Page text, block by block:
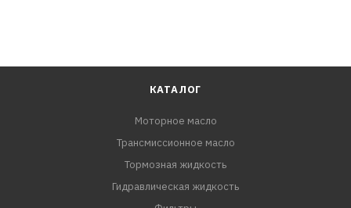
КАТАЛОГ
Моторное масло
Трансмиссионное масло
Тормозная жидкость
Гидравлическая жидкость